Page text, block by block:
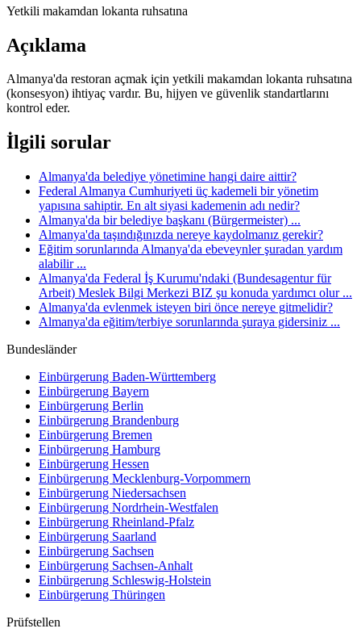
Yetkili makamdan lokanta ruhsatına
Açıklama
Almanya'da restoran açmak için yetkili makamdan lokanta ruhsatına
(konsesyon) ihtiyaç vardır. Bu, hijyen ve güvenlik standartlarını
kontrol eder.
İlgili sorular
Almanya'da belediye yönetimine hangi daire aittir?
Federal Almanya Cumhuriyeti üç kademeli bir yönetim
yapısına sahiptir. En alt siyasi kademenin adı nedir?
Almanya'da bir belediye başkanı (Bürgermeister) ...
Almanya'da taşındığınızda nereye kaydolmanız gerekir?
Eğitim sorunlarında Almanya'da ebeveynler şuradan yardım
alabilir ...
Almanya'da Federal İş Kurumu'ndaki (Bundesagentur für
Arbeit) Meslek Bilgi Merkezi BIZ şu konuda yardımcı olur ...
Almanya'da evlenmek isteyen biri önce nereye gitmelidir?
Almanya'da eğitim/terbiye sorunlarında şuraya gidersiniz ...
Bundesländer
Einbürgerung Baden-Württemberg
Einbürgerung Bayern
Einbürgerung Berlin
Einbürgerung Brandenburg
Einbürgerung Bremen
Einbürgerung Hamburg
Einbürgerung Hessen
Einbürgerung Mecklenburg-Vorpommern
Einbürgerung Niedersachsen
Einbürgerung Nordrhein-Westfalen
Einbürgerung Rheinland-Pfalz
Einbürgerung Saarland
Einbürgerung Sachsen
Einbürgerung Sachsen-Anhalt
Einbürgerung Schleswig-Holstein
Einbürgerung Thüringen
Prüfstellen